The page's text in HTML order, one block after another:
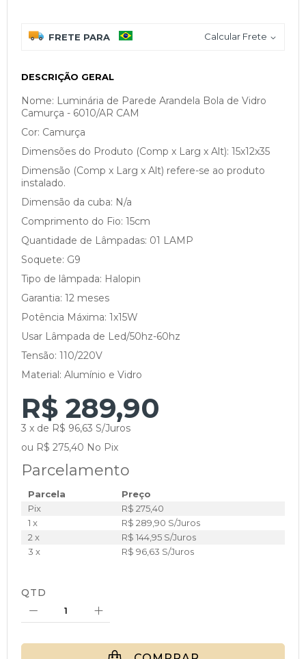
FRETE PARA Calcular Frete
DESCRIÇÃO GERAL
Nome: Luminária de Parede Arandela Bola de Vidro
Camurça - 6010/AR CAM
Cor: Camurça
Dimensões do Produto (Comp x Larg x Alt): 15x12x35
Dimensão (Comp x Larg x Alt) refere-se ao produto
instalado.
Dimensão da cuba: N/a
Comprimento do Fio: 15cm
Quantidade de Lâmpadas: 01 LAMP
Soquete: G9
Tipo de lâmpada: Halopin
Garantia: 12 meses
Potência Máxima: 1x15W
Usar Lâmpada de Led/50hz-60hz
Tensão: 110/220V
Material: Alumínio e Vidro
R$ 289,90
3 x de R$ 96,63 S/Juros
ou R$ 275,40 No Pix
Parcelamento
Parcela
Preço
Pix
R$ 275,40
1 x
R$ 289,90 S/Juros
2 x
R$ 144,95 S/Juros
3 x
R$ 96,63 S/Juros
QTD